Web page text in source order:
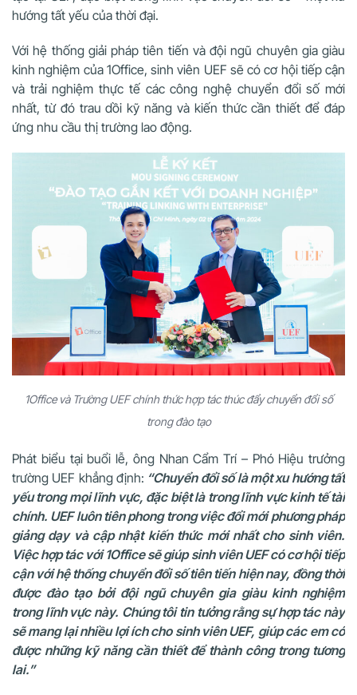
hướng tất yếu của thời đại.
Với hệ thống giải pháp tiên tiến và đội ngũ chuyên gia giàu
kinh nghiệm của 1Office, sinh viên UEF sẽ có cơ hội tiếp cận
và trải nghiệm thực tế các công nghệ chuyển đổi số mới
nhất, từ đó trau dồi kỹ năng và kiến thức cần thiết để đáp
ứng nhu cầu thị trường lao động.
1Office và Trường UEF chính thức hợp tác thúc đẩy chuyển đổi số
trong đào tạo
Phát biểu tại buổi lễ, ông Nhan Cẩm Trí – Phó Hiệu trưởng
trường UEF khẳng định: “Chuyển đổi số là một xu hướng tất
yếu trong mọi lĩnh vực, đặc biệt là trong lĩnh vực kinh tế tài
chính. UEF luôn tiên phong trong việc đổi mới phương pháp
giảng dạy và cập nhật kiến thức mới nhất cho sinh viên.
Việc hợp tác với 1Office sẽ giúp sinh viên UEF có cơ hội tiếp
cận với hệ thống chuyển đổi số tiên tiến hiện nay, đồng thời
được đào tạo bởi đội ngũ chuyên gia giàu kinh nghiệm
trong lĩnh vực này. Chúng tôi tin tưởng rằng sự hợp tác này
sẽ mang lại nhiều lợi ích cho sinh viên UEF, giúp các em có
được những kỹ năng cần thiết để thành công trong tương
lai.”